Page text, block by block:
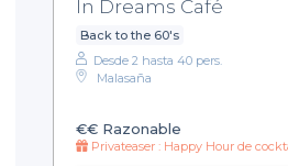
In Dreams Café
Back to the 60's
Desde 2 hasta 40 pers.
Malasaña
€€ Razonable
Privateaser : Happy Hour de